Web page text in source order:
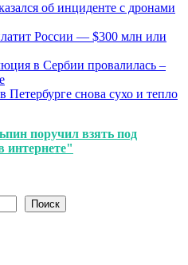
об инциденте с дронами
России — $300 млн или
в Сербии провалилась –
Петербурге снова сухо и тепло
поручил взять под
интернете"
Поиск